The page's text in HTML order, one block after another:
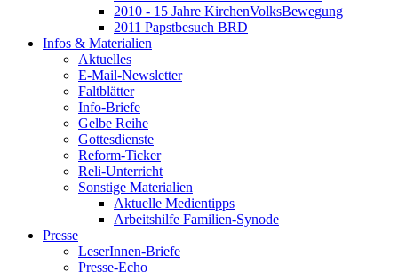
2010 - 15 Jahre KirchenVolksBewegung
2011 Papstbesuch BRD
Infos & Materialien
Aktuelles
E-Mail-Newsletter
Faltblätter
Info-Briefe
Gelbe Reihe
Gottesdienste
Reform-Ticker
Reli-Unterricht
Sonstige Materialien
Aktuelle Medientipps
Arbeitshilfe Familien-Synode
Presse
LeserInnen-Briefe
Presse-Echo